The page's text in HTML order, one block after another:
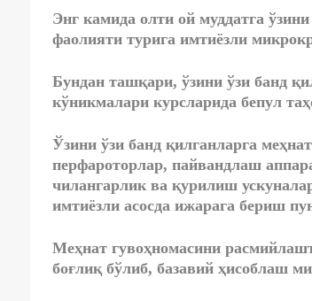
Энг камида олти ой муддатга
фаолияти турига имтиёзли
Бундан ташқари, ўзини ўзи банд
кўникмалари курсларида бепул
Ўзини ўзи банд қилганларга
перфароторлар, пайвандлаш
чилангарлик ва қурилиш
имтиёзли асосда ижарага бериш
Меҳнат гувоҳномасини
боғлиқ бўлиб, базавий ҳисоблаш